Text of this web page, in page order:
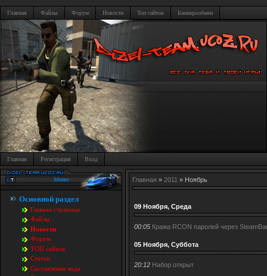
Главная Файлы Форум Новости Топ сайтов Баннерообмен
Главная Регистрация Вход
Меню
Основной раздел
Главная страница
Файлы
Новости
Форум
TOП сайтов
Статьи
Составление кода
Главная » 2011 » Ноябрь
09 Ноября, Среда
00:05 Кража RCON паролей через
05 Ноября, Суббота
20:12 Набор открыт